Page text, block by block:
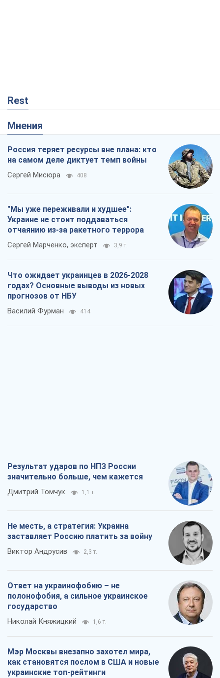
Rest
Мнения
Россия теряет ресурсы вне плана: кто
на самом деле диктует темп войны
Сергей Мисюра 408
"Мы уже переживали и худшее":
Украине не стоит поддаваться
отчаянию из-за ракетного террора
Сергей Марченко, эксперт 3,9 т.
Что ожидает украинцев в 2026-2028
годах? Основные выводы из новых
прогнозов от НБУ
Василий Фурман 414
Результат ударов по НПЗ России
значительно больше, чем кажется
Дмитрий Томчук 1,1 т.
Не месть, а стратегия: Украина
заставляет Россию платить за войну
Виктор Андрусив 2,3 т.
Ответ на украинофобию – не
полонофобия, а сильное украинское
государство
Николай Княжицкий 1,6 т.
Мэр Москвы внезапно захотел мира,
как становятся послом в США и новые
украинские топ-рейтинги